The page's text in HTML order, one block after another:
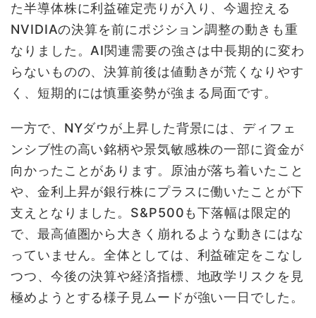
た半導体株に利益確定売りが入り、今週控える
NVIDIAの決算を前にポジション調整の動きも重
なりました。AI関連需要の強さは中長期的に変わ
らないものの、決算前後は値動きが荒くなりやす
く、短期的には慎重姿勢が強まる局面です。
一方で、NYダウが上昇した背景には、ディフェ
ンシブ性の高い銘柄や景気敏感株の一部に資金が
向かったことがあります。原油が落ち着いたこと
や、金利上昇が銀行株にプラスに働いたことが下
支えとなりました。S&P500も下落幅は限定的
で、最高値圏から大きく崩れるような動きにはな
っていません。全体としては、利益確定をこなし
つつ、今後の決算や経済指標、地政学リスクを見
極めようとする様子見ムードが強い一日でした。